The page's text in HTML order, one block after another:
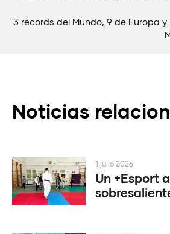
3 récords del Mundo, 9 de Europa
Noticias
Un +Esport
1 julio 2026